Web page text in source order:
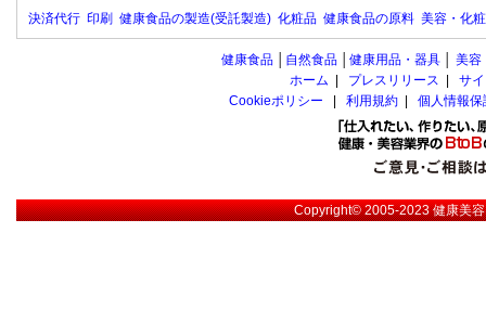
決済代行 印刷 健康食品の製造(受託製造) 化粧品 健康食品の原料 美容・化
健康食品 自然食品 健康用品・器具 美容
ホーム
プレスリリース
サ
Cookieポリシー
利用規約 個人情報
Copyright© 2005-2023健康美